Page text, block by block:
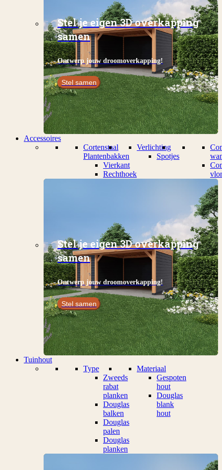
Stel je eigen 3D overkapping
samen
Ontwerp jouw droomoverkapping!
Stel samen
Accessoires
Cortenstaal
Plantenbakken
Vierkant
Rechthoek
Verlichting
Spotjes
Stel je eigen 3D overkapping
samen
Ontwerp jouw droomoverkapping!
Stel samen
Tuinhout
Type
Zweeds
rabat
planken
Douglas
balken
Douglas
palen
Douglas
planken
Materiaal
Gespoten
hout
Douglas
blank
hout